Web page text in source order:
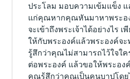
ประโลม มอบความเข้มแข็ง
แก่คุณหากคุณหันมาหาพระอ
จะเข้าถึงพระเจ้าได้อย่างไร
ให้กับพระองค์แล้วพระองค์จ
รู้สึกว่าคุณไม่สามารถไว้ใจใค
ต่อพระองค์ แล้วขอให้พระอง
คุณรู้สึกว่าคุณเป็นคนบาปโดย